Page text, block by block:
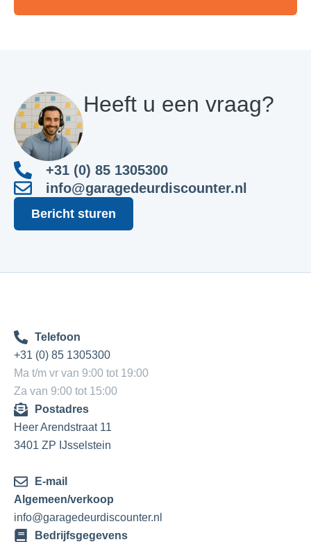
Heeft u een vraag?
+31 (0) 85 1305300
info@garagedeurdiscounter.nl
Bericht sturen
Telefoon
+31 (0) 85 1305300
Ma t/m vr van 9:00 tot 19:00
Za van 9:00 tot 15:00
Postadres
Heer Arendstraat 11
3401 ZP IJsselstein
E-mail
Algemeen/verkoop
info@garagedeurdiscounter.nl
Bedrijfsgegevens